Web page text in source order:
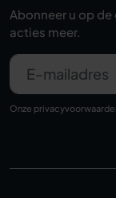
Abonneer u op
acties meer.
E-mailadres
Onze